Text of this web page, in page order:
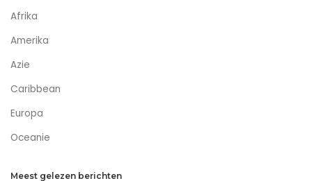
Afrika
Amerika
Azie
Caribbean
Europa
Oceanie
Meest gelezen berichten